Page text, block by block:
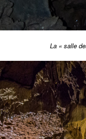
La « salle